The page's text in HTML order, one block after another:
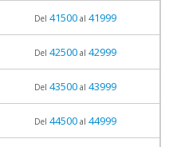
Del 41500al 41999
Del 42500al 42999
Del 43500al 43999
Del 44500al 44999